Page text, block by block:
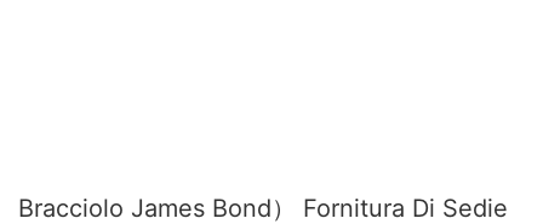
Bracciolo James Bond） Fornitura Di Sedie